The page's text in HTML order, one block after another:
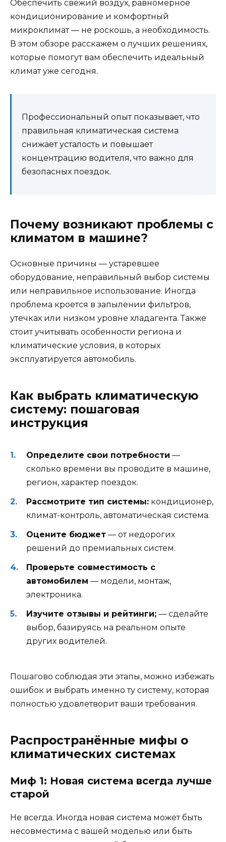
Обеспечить свежий воздух, равномерное
кондиционирование и комфортный
микроклимат — не роскошь, а необходимость.
В этом обзоре расскажем о лучших решениях,
которые помогут вам обеспечить идеальный
климат уже сегодня.
Профессиональный опыт показывает, что
правильная климатическая система
снижает усталость и повышает
концентрацию водителя, что важно для
безопасных поездок.
Почему возникают проблемы с
климатом в машине?
Основные причины — устаревшее
оборудование, неправильный выбор системы
или неправильное использование. Иногда
проблема кроется в запылении фильтров,
утечках или низком уровне хладагента. Также
стоит учитывать особенности региона и
климатические условия, в которых
эксплуатируется автомобиль.
Как выбрать климатическую
систему: пошаговая
инструкция
Определите свои потребности —
сколько времени вы проводите в машине,
регион, характер поездок.
Рассмотрите тип системы: кондиционер,
климат-контроль, автоматическая система.
Оцените бюджет — от недорогих
решений до премиальных систем.
Проверьте совместимость с
автомобилем — модели, монтаж,
электроника.
Изучите отзывы и рейтинги; — сделайте
выбор, базируясь на реальном опыте
других водителей.
Пошагово соблюдая эти этапы, можно избежать
ошибок и выбрать именно ту систему, которая
полностью удовлетворит ваши требования.
Распространённые мифы о
климатических системах
Миф 1: Новая система всегда лучше
старой
Не всегда. Иногда новая система может быть
несовместима с вашей моделью или быть